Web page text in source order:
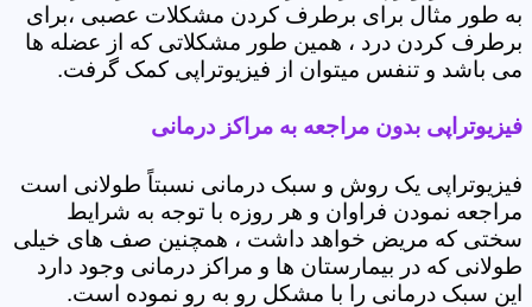
به طور مثال برای برطرف کردن مشکلات عصبی ،برای
برطرف کردن درد ، همین طور مشکلاتی که از عضله ها
می باشد و تنفس میتوان از فیزیوتراپی کمک گرفت.
فیزیوتراپی بدون مراجعه به مراکز درمانی
فیزیوتراپی یک روش و سبک درمانی نسبتاً طولانی است
مراجعه نمودن فراوان و هر روزه با توجه به شرایط
سختی که مریض خواهد داشت ، همچنین صف های خیلی
طولانی که در بیمارستان ها و مراکز درمانی وجود دارد
این سبک درمانی را با مشکل رو به رو نموده است.